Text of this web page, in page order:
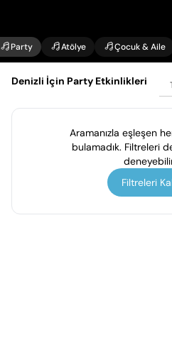
Party Atölye Çocuk & Aile
Denizli İçin Party Etkinlikleri
Aramanızla eşleşen
bulamadık. Filtreleri
Filtreleri